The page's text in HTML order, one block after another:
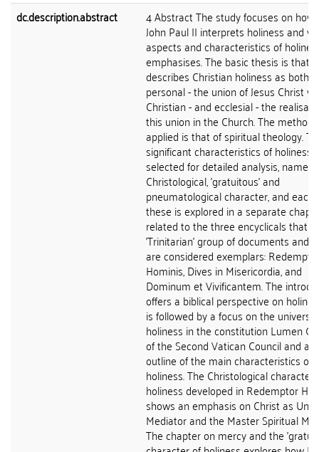
dc.description.abstract
4 Abstract The study focuses on how
John Paul II interprets holiness and
aspects and characteristics of
emphasises. The basic thesis is that
describes Christian holiness as both
personal - the union of Jesus Christ
Christian - and ecclesial - the
this union in the Church. The
applied is that of spiritual theology.
significant characteristics of holiness
selected for detailed analysis,
Christological, 'gratuitous' and
pneumatological character, and each
these is explored in a separate
related to the three encyclicals that
'Trinitarian' group of documents and
are considered exemplars:
Hominis, Dives in Misericordia, and
Dominum et Vivificantem. The
offers a biblical perspective on
is followed by a focus on the
holiness in the constitution Lumen
of the Second Vatican Council and an
outline of the main characteristics of
holiness. The Christological character
holiness developed in Redemptor
shows an emphasis on Christ as
Mediator and the Master Spiritual
The chapter on mercy and the